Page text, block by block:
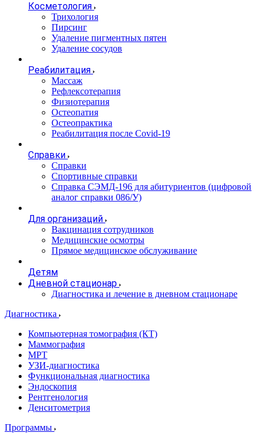
Косметология
Трихология
Пирсинг
Удаление пигментных пятен
Удаление сосудов
Реабилитация
Массаж
Рефлексотерапия
Физиотерапия
Остеопатия
Остеопрактика
Реабилитация после Covid-19
Справки
Справки
Спортивные справки
Справка СЭМД‑196 для абитуриентов (цифровой
аналог справки 086/У)
Для организаций
Вакцинация сотрудников
Медицинские осмотры
Прямое медицинское обслуживание
Детям
Дневной стационар
Диагностика и лечение в дневном стационаре
Диагностика
Компьютерная томография (КТ)
Маммография
МРТ
УЗИ-диагностика
Функциональная диагностика
Эндоскопия
Рентгенология
Денситометрия
Программы